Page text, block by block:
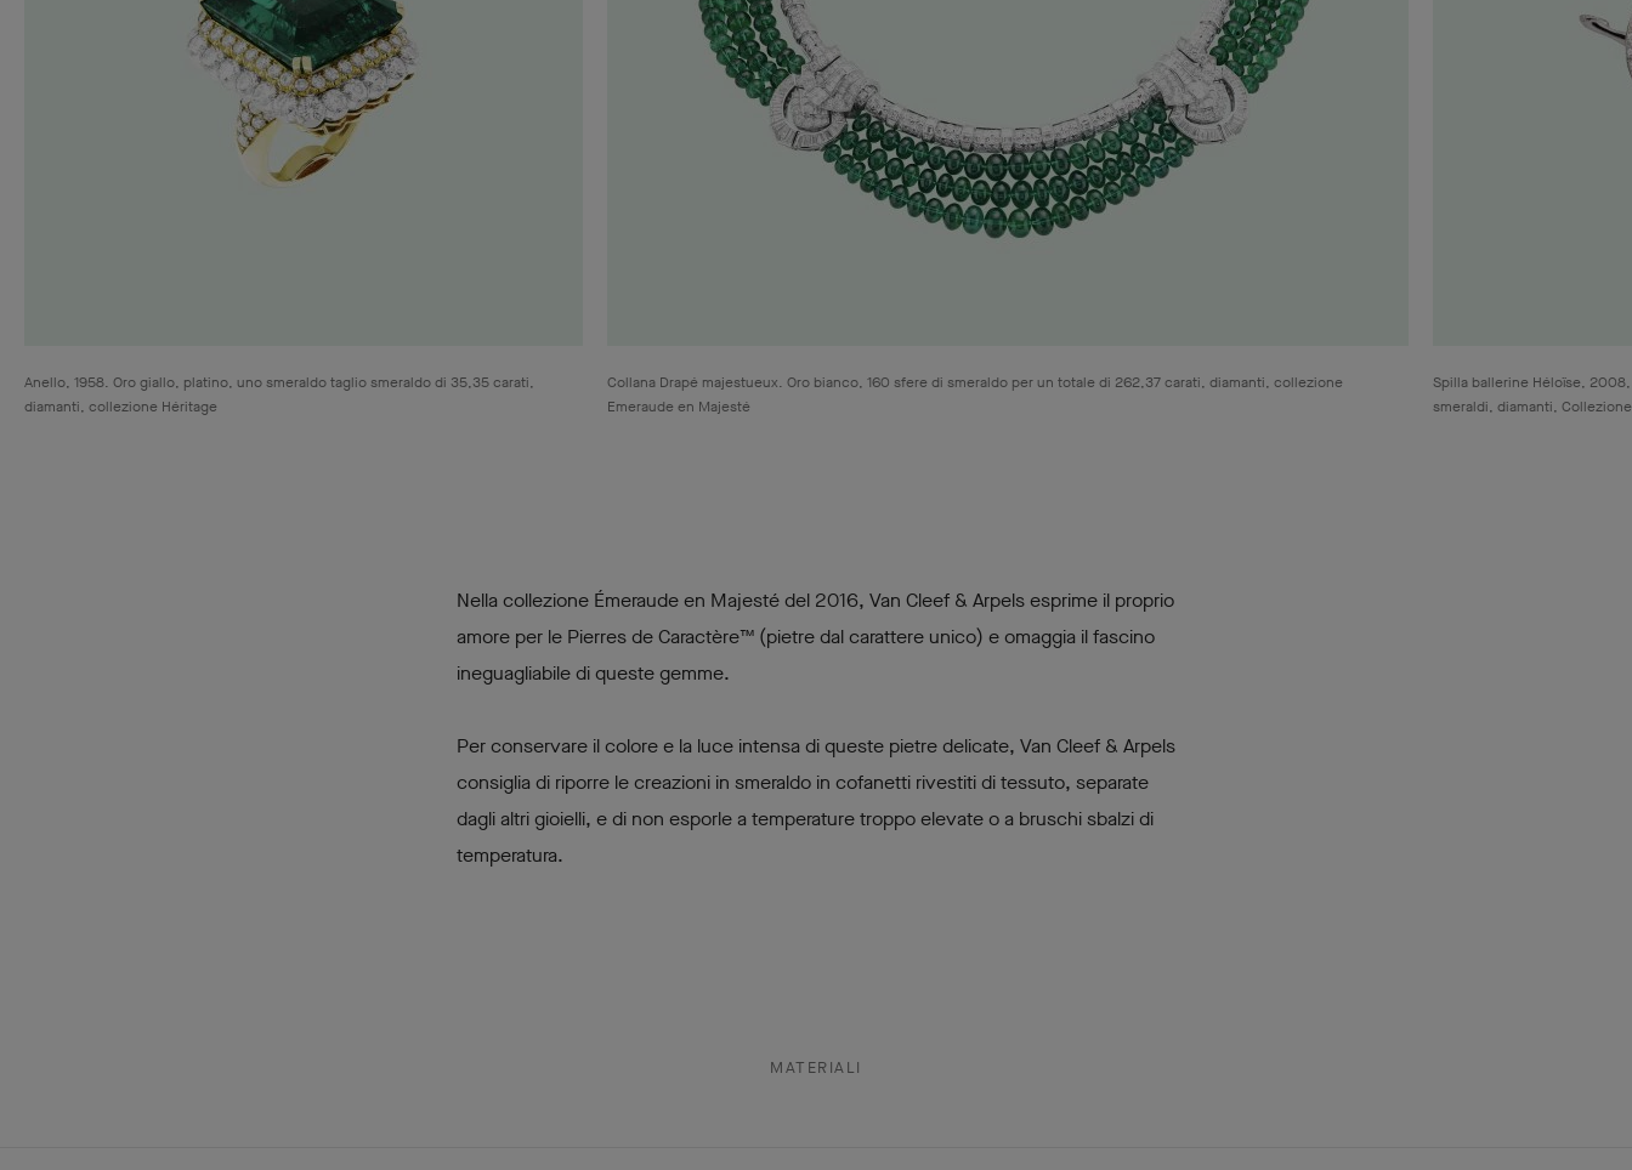
Anello, 1958. Oro giallo, platino, uno smeraldo taglio smeraldo di 35,35 carati,
diamanti, collezione Héritage
Collana Drapé majestueux. Oro bianco, 160 sfere di smeraldo per un totale di 262,37 carati, diamanti, collezione
Emeraude en Majesté
Spilla ballerine Héloïse,
smeraldi, diamanti,
Nella collezione Émeraude en Majesté del 2016, Van Cleef & Arpels esprime il proprio
amore per le Pierres de Caractère™ (pietre dal carattere unico) e omaggia il fascino
ineguagliabile di queste gemme.
Per conservare il colore e la luce intensa di queste pietre delicate, Van Cleef & Arpels
consiglia di riporre le creazioni in smeraldo in cofanetti rivestiti di tessuto, separate
dagli altri gioielli, e di non esporle a temperature troppo elevate o a bruschi sbalzi di
temperatura.
MATERIALI